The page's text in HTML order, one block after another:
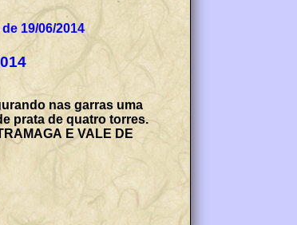
19/06/2014
nas garras uma
prata de quatro torres.
E VALE DE